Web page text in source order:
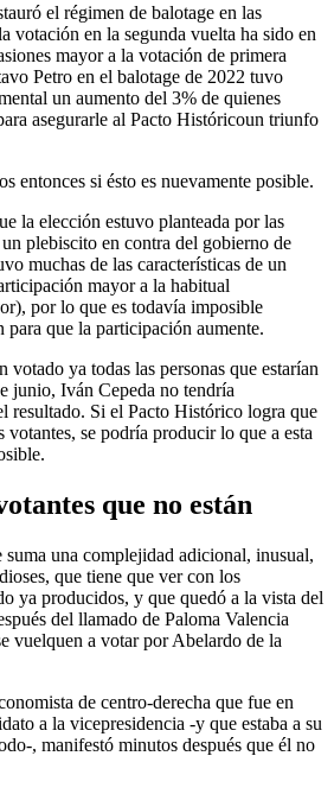
el régimen de balotage en las
votación en la segunda vuelta ha sido en
mayor a la votación de primera
Petro en el balotage de 2022 tuvo
un aumento del 3% de quienes
asegurarle al Pacto Históricoun triunfo
entonces si ésto es nuevamente posible.
la elección estuvo planteada por las
plebiscito en contra del gobierno de
muchas de las características de un
mayor a la habitual
por lo que es todavía imposible
para que la participación aumente.
votado ya todas las personas que estarían
junio, Iván Cepeda no tendría
resultado. Si el Pacto Histórico logra que
votantes, se podría producir lo que a esta
que no están
suma una complejidad adicional, inusual,
que tiene que ver con los
ya producidos, y que quedó a la vista del
del llamado de Paloma Valencia
vuelquen a votar por Abelardo de la
de centro-derecha que fue en
a la vicepresidencia -y que estaba a su
, manifestó minutos después que él no